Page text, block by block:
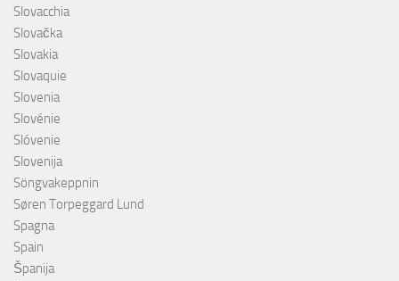
Slovacchia
Slovačka
Slovakia
Slovaquie
Slovenia
Slovénie
Slóvenie
Slovenija
Söngvakeppnin
Søren Torpeggard Lund
Spagna
Spain
Španija